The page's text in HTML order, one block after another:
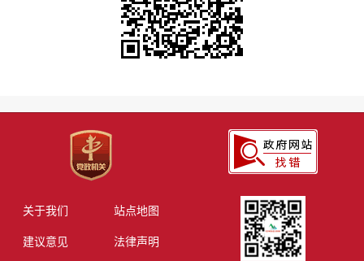
关于我们 站点地图
建议意见 法律声明